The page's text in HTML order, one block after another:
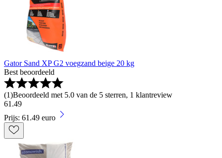
Gator Sand XP G2 voegzand beige 20 kg
Best beoordeeld
(1)Beoordeeld met 5.0 van de 5 sterren, 1 klantreview
61 .49
Prijs: 61.49 euro